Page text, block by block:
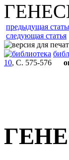
предыдущая
следующая статья
10, С. 575-576